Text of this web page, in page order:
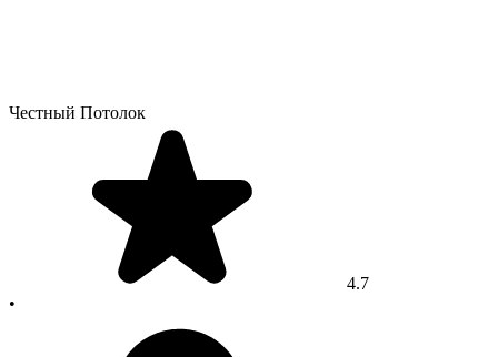
Честный Потолок
4.7
•